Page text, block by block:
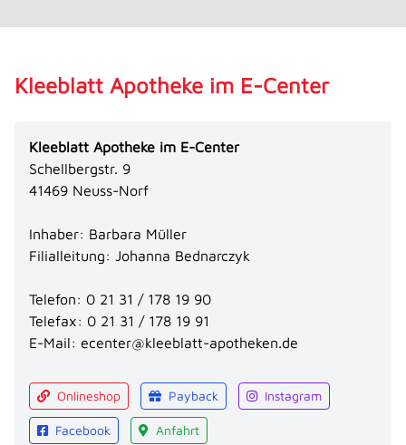
Kleeblatt Apotheke im E-Center
Kleeblatt Apotheke im E-Center
Schellbergstr. 9
41469 Neuss-Norf
Inhaber: Barbara Müller
Filialleitung: Johanna Bednarczyk
Telefon: 0 21 31 / 178 19 90
Telefax: 0 21 31 / 178 19 91
E-Mail: ecenter@kleeblatt-apotheken.de
Onlineshop Payback Instagram
Facebook Anfahrt